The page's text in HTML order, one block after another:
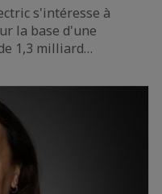
s'intéresse à
la base d'une
1,3 milliard…